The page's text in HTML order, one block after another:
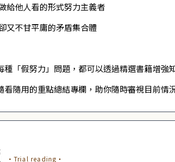
給他人看的形式努力主義者
又不甘平庸的矛盾集合體
種「假努力」問題，都可以透過精選書籍增強
看隨用的重點總結專欄，助你隨時審視目前情
·Trial reading·